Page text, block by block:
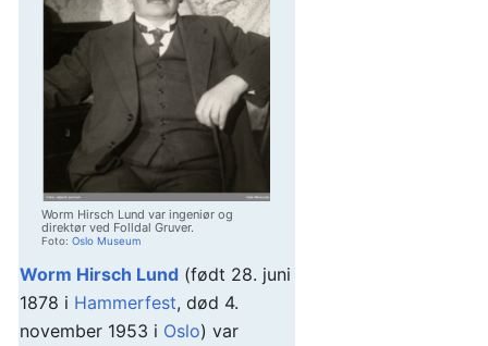
Worm Hirsch Lund var ingeniør og
direktør ved Folldal Gruver.
Foto: Oslo Museum
Worm Hirsch Lund (født 28. juni
1878 i Hammerfest, død 4.
november 1953 i Oslo) var